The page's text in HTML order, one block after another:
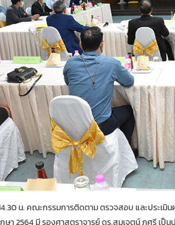
น. คณะกรรมการติดตาม ตรวจสอบ และประเ